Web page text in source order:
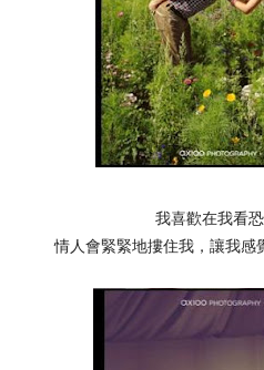
我喜歡在我看
情人會緊緊地摟住我，讓我感